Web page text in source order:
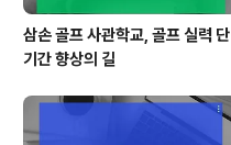
삼손 골프 사관학교, 골프 실력 단
기간 향상의 길